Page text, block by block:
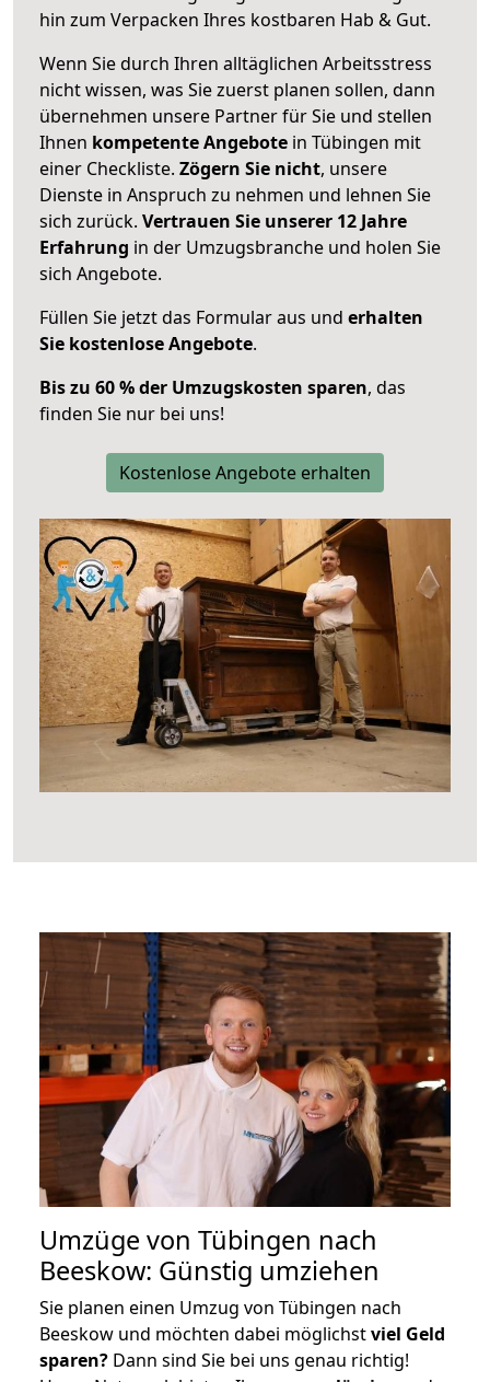
hin zum Verpacken Ihres kostbaren Hab & Gut.
Wenn Sie durch Ihren alltäglichen Arbeitsstress
nicht wissen, was Sie zuerst planen sollen, dann
übernehmen unsere Partner für Sie und stellen
Ihnen kompetente Angebote in Tübingen mit
einer Checkliste. Zögern Sie nicht, unsere
Dienste in Anspruch zu nehmen und lehnen Sie
sich zurück. Vertrauen Sie unserer 12 Jahre
Erfahrung in der Umzugsbranche und holen Sie
sich Angebote.
Füllen Sie jetzt das Formular aus und erhalten
Sie kostenlose Angebote.
Bis zu 60 % der Umzugskosten sparen, das
finden Sie nur bei uns!
Kostenlose Angebote erhalten
Umzüge von Tübingen nach
Beeskow: Günstig umziehen
Sie planen einen Umzug von Tübingen nach
Beeskow und möchten dabei möglichstviel Geld
sparen? Dann sind Sie bei uns genau richtig!